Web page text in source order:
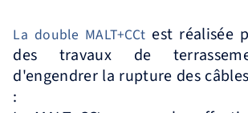
La double MALT+CCt est réalisée
des travaux de
d'engendrer la rupture des
: